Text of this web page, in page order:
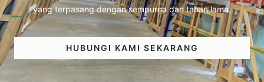
yang terpasang dengan sempurna dan tahan lama.
HUBUNGI KAMI SEKARANG